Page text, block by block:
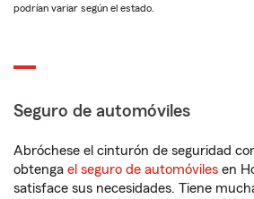
podrían variar según el estado.
Seguro de automóviles
Abróchese el cinturón de seguridad
obtenga el seguro de automóviles en
satisface sus necesidades. Tiene